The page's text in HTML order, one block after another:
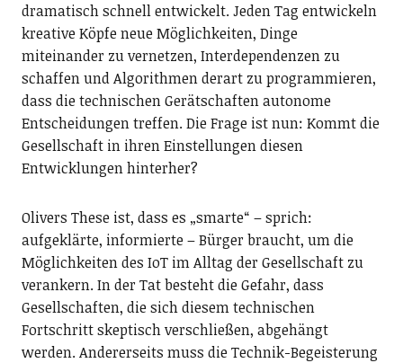
dramatisch schnell entwickelt. Jeden Tag entwickeln
kreative Köpfe neue Möglichkeiten, Dinge
miteinander zu vernetzen, Interdependenzen zu
schaffen und Algorithmen derart zu programmieren,
dass die technischen Gerätschaften autonome
Entscheidungen treffen. Die Frage ist nun: Kommt die
Gesellschaft in ihren Einstellungen diesen
Entwicklungen hinterher?
Olivers These ist, dass es „smarte“ – sprich:
aufgeklärte, informierte – Bürger braucht, um die
Möglichkeiten des IoT im Alltag der Gesellschaft zu
verankern. In der Tat besteht die Gefahr, dass
Gesellschaften, die sich diesem technischen
Fortschritt skeptisch verschließen, abgehängt
werden. Andererseits muss die Technik-Begeisterung